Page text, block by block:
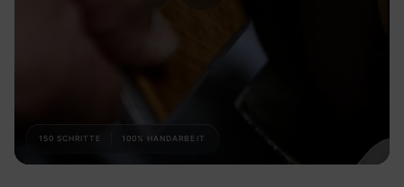
150 SCHRITTE 100% HANDARBEIT